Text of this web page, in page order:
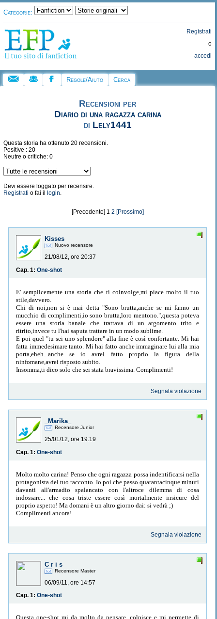
Categorie:
Registrati
o
accedi
Regole/Aiuto Cerca
Recensioni per
Diario di una ragazza carina
di Lely1441
Questa storia ha ottenuto 20 recensioni.
Positive : 20
Neutre o critiche: 0
Devi essere loggato per recensire.
Registrati o fai il login.
[Precedente] 1 2 [Prossimo]
Kisses
Nuovo recensore
21/08/12, ore 20:37
Cap. 1: One-shot
E' semplicemente una storia che ti coinvolge,mi piace molto il tuo
stile,davvero.
Chi di noi,non si è mai detta "Sono brutta,anche se mi fanno un
mucchio di complimenti,io sono brutta,loro mentono.",questa poteva
essere una storia banale che trattava di un argomento trito e
ritrito,invece tu l'hai saputa trattare in un modo sublime.
E poi quel "tu sei uno splendore" alla fine è così confortante. Mi hai
fatta immedesimare tanto. Mi hai fatto anche immaginare lui alla mia
porta,eheh...anche se io avrei fatto proprio la figura della
ninfomane,avrei risposto subito.
Insomma,ti dico solo che sei stata bravissima. Complimenti!
Segnala violazione
_Marika_
Recensore Junior
25/01/12, ore 19:19
Cap. 1: One-shot
Molto molto carina! Penso che ogni ragazza possa indentificarsi nella
protagonista del tuo racconto. Io poi che passo quarantacinque minuti
davanti all'armadio spalancato con l'altroce dilemma di cosa
indossare... che cosa triste essere così mortalmente insicure del
proprio aspetto! Ma domani è un altro giorno dai: si vedrà ;)
Complimenti ancora!
Segnala violazione
C r i s
Recensore Master
06/09/11, ore 14:57
Cap. 1: One-shot
Questa one-shot mi da molto da pensare, colpisce e mi permette di